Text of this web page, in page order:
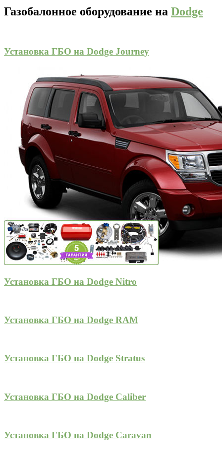
Газобалонное оборудование на Dodge
Установка ГБО на Dodge Journey
Установка ГБО на Dodge Nitro
Установка ГБО на Dodge RAM
Установка ГБО на Dodge Stratus
Установка ГБО на Dodge Caliber
Установка ГБО на Dodge Caravan